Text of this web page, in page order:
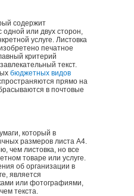
содержит
или двух сторон,
услуге. Листовка
печатное
критерий
текст.
бюджетных видов
прямо на
в почтовые
который в
размеров листа А4.
чем листовка, но все
товаре или услуге.
об организации в
является
или фотографиями,
текста.